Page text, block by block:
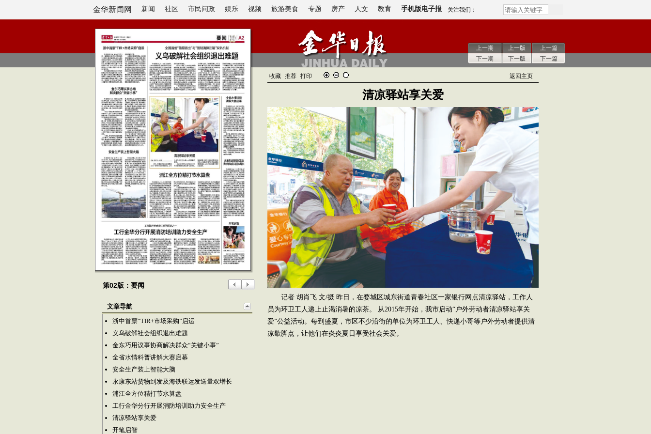
金华新闻网 新闻 社区 市民问政 娱乐 视频 旅游美食 专题 房产 人文 教育 手机版电子报 关注我们：
上一期
下一期
上一版
下一版
上一篇
下一篇
第02版：要闻
文章导航
浙中首票“TIR+市场采购”启运
义乌破解社会组织退出难题
金东巧用议事协商解决群众“关键小事”
全省水情科普讲解大赛启幕
安全生产装上智能大脑
永康东站货物到发及海铁联运发送量双增长
浦江全方位精打节水算盘
工行金华分行开展消防培训助力安全生产
清凉驿站享关爱
开笔启智
收藏 推荐 打印 返回主页
清凉驿站享关爱
记者 胡肖飞 文/摄 昨日，在婺城区城东街道青春社区一家银行网点清凉驿站，工作人
员为环卫工人递上止渴消暑的凉茶。 从2015年开始，我市启动“户外劳动者清凉驿站享关
爱”公益活动。每到盛夏，市区不少沿街的单位为环卫工人、快递小哥等户外劳动者提供清
凉歇脚点，让他们在炎炎夏日享受社会关爱。